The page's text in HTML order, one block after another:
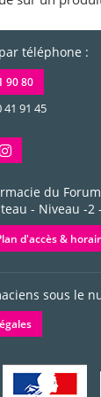
téléphone :
90 80
41 91 45
du Forum
- Niveau -2 -
d'accès &
sous le